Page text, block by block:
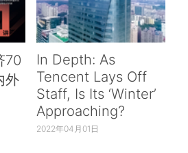
70
外
In Depth: As
Tencent Lays Off
Staff, Is Its ‘Winter’
Approaching?
2022年04月01日